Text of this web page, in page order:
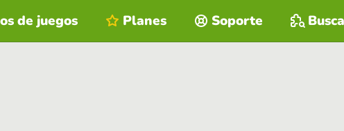
de juegos Planes Soporte